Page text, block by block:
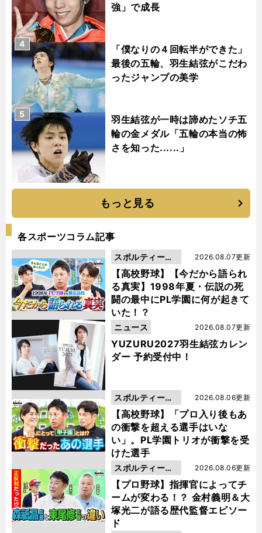
強」で成長
「僕なりの４回転半ができた」
最後の五輪、羽生結弦がこだわ
ったジャンプの美学
4
羽生結弦が一時は諦めたソチ五
輪の金メダル「五輪の本当の怖
さを知った......」
5
もっと見る
各スポーツコラム記事
【高校野球】【今だから語られ
る真実】1998年夏・伝説の死
闘の最中にPL学園に何が起きて
いた！？
2026.08.07更新
スポルティーバ
動画
YUZURU2027羽生結弦カレン
ダー 予約受付中！
2026.08.07更新
ニュース
【高校野球】「プロ入り後もあ
の衝撃を超える選手はいな
い」。PL学園トリオが衝撃を受
けた選手
2026.08.06更新
スポルティーバ
動画
【プロ野球】指揮官によってチ
ームが変わる！？ 金村義明＆大
塚光二が語る歴代監督エピソー
ド
2026.08.06更新
スポルティーバ
動画